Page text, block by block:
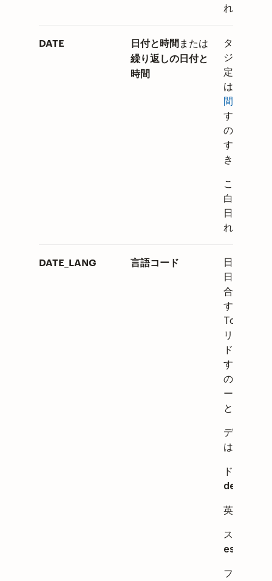
れません。
DATE 日付と時間または
繰り返しの日付と
時間
タスクに
ジュール
定したい
は、
間
す。繰り
の日付を
すること
きます。
このセル
白にする
日付は設
れません。
DATE_LANG 言語コード
日付（も
日付があ
合は）を
するには、
Todoist ア
リの言語
ドを追加
す。
の公式言
ードは以
とおりで
デンマー
は
ドイツ語は
de
英語は
スペイン
es
フィンラ